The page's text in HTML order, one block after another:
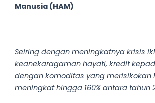
Manusia (HAM)
Seiring dengan meningkatnya krisis
keanekaragaman hayati, kredit
dengan komoditas yang merisikokan
meningkat hingga 160% antara tahun